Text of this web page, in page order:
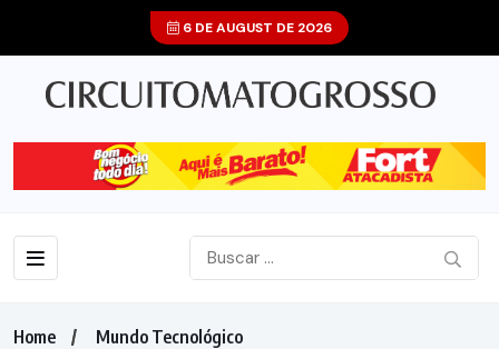
6 DE AUGUST DE 2026
Home
Mundo Tecnológico